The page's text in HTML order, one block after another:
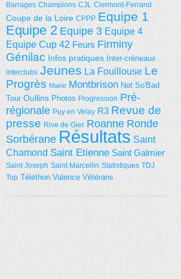
Barrages Champions CJL Clermont-Ferrand
Coupe de la Loire CPPP Equipe 1
Equipe 2 Equipe 3 Equipe 4
Equipe Cup 42 Feurs Firminy
Génilac Infos pratiques Inter-créneaux
interclubs Jeunes La Fouillouse Le
Progrès Mairie Montbrison Not So'Bad
Tour Oullins Photos Progression Pré-
régionale Puy en Velay R3 Revue de
presse Rive de Gier Roanne Ronde
Sorbérane Résultats Saint
Chamond Saint Etienne Saint Galmier
Saint Joseph Saint Marcellin Statistiques TDJ
Top Téléthon Valence Vétérans